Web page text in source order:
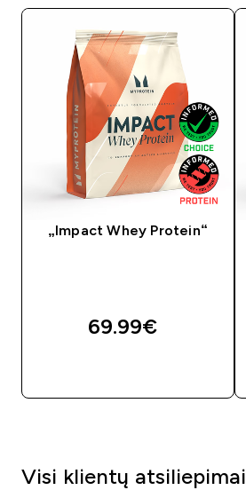
„Impact Whey Protein“
69.99€‎
Visi klientų atsiliepimai